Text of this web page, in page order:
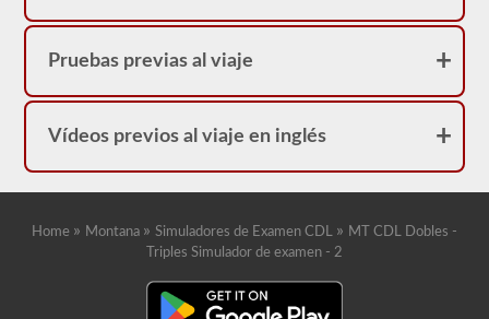
Pruebas previas al viaje
Vídeos previos al viaje en inglés
Home » Montana » Simuladores de Examen CDL » MT CDL Dobles -
Triples Simulador de examen - 2